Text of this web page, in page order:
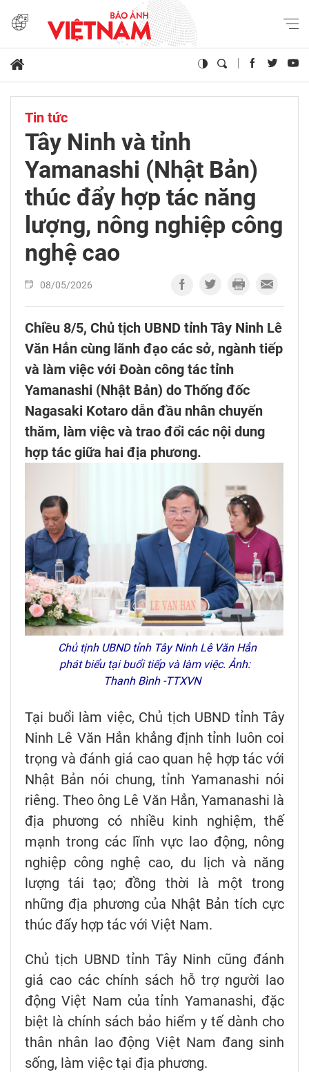
Tin tức
Tây Ninh và tỉnh
Yamanashi (Nhật Bản)
thúc đẩy hợp tác năng
lượng, nông nghiệp công
nghệ cao
08/05/2026
Chiều 8/5, Chủ tịch UBND tỉnh Tây Ninh Lê
Văn Hẳn cùng lãnh đạo các sở, ngành tiếp
và làm việc với Đoàn công tác tỉnh
Yamanashi (Nhật Bản) do Thống đốc
Nagasaki Kotaro dẫn đầu nhân chuyến
thăm, làm việc và trao đổi các nội dung
hợp tác giữa hai địa phương.
Chủ tịnh UBND tỉnh Tây Ninh Lê Văn Hẳn
phát biểu tại buổi tiếp và làm việc. Ảnh:
Thanh Bình -TTXVN
Tại buổi làm việc, Chủ tịch UBND tỉnh Tây
Ninh Lê Văn Hẳn khẳng định tỉnh luôn coi
trọng và đánh giá cao quan hệ hợp tác với
Nhật Bản nói chung, tỉnh Yamanashi nói
riêng. Theo ông Lê Văn Hẳn, Yamanashi là
địa phương có nhiều kinh nghiệm, thế
mạnh trong các lĩnh vực lao động, nông
nghiệp công nghệ cao, du lịch và năng
lượng tái tạo; đồng thời là một trong
những địa phương của Nhật Bản tích cực
thúc đẩy hợp tác với Việt Nam.
Chủ tịch UBND tỉnh Tây Ninh cũng đánh
giá cao các chính sách hỗ trợ người lao
động Việt Nam của tỉnh Yamanashi, đặc
biệt là chính sách bảo hiểm y tế dành cho
thân nhân lao động Việt Nam đang sinh
sống, làm việc tại địa phương.